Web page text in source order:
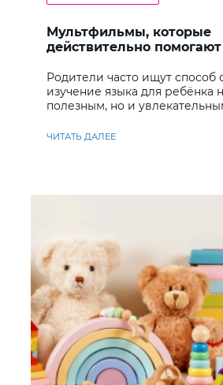
Мультфильмы, которые
действительно
Родители часто ищут способ
изучение языка для ребёнка
полезным, но и
ЧИТАТЬ ДАЛЕЕ